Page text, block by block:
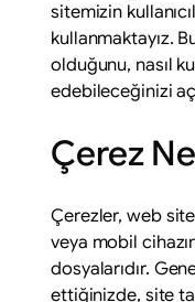
sitemizin
kullanmaktayız.
olduğunu, nasıl
edebileceğinizi
Çerez
Çerezler, web
veya mobil
dosyalarıdır.
ettiğinizde, site